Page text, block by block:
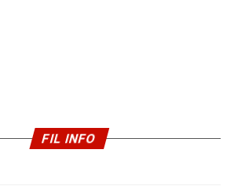
FIL INFO